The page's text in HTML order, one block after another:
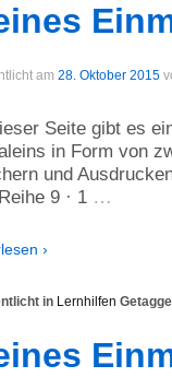
am 28. Oktober 2015
Seite gibt es
in Form von
und
9 · 1 …
›
in Lernhilfen